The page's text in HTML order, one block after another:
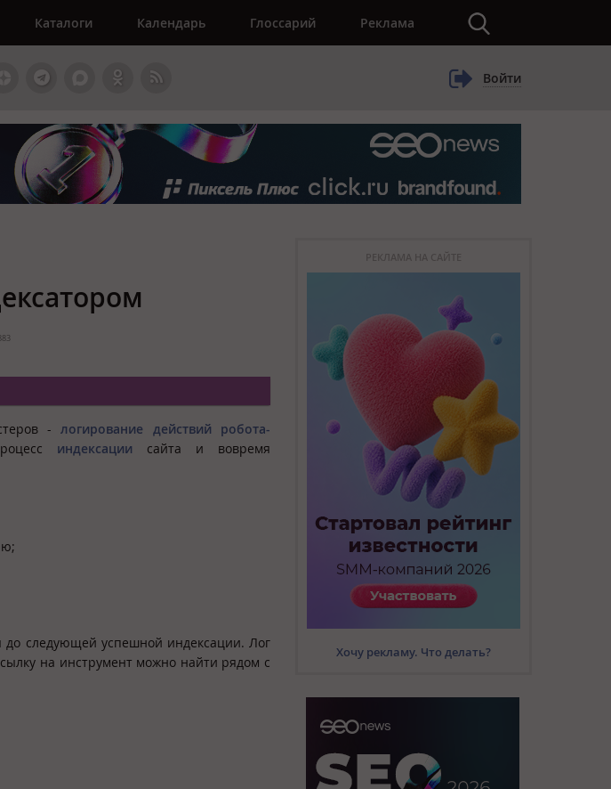
Каталоги Календарь Глоссарий Реклама
Войти
-логирование действий робота-
индексации сайта и вовремя
до следующей успешной индексации. Лог
на инструмент можно найти рядом с
РЕКЛАМА НА САЙТЕ
Хочу рекламу. Что делать?